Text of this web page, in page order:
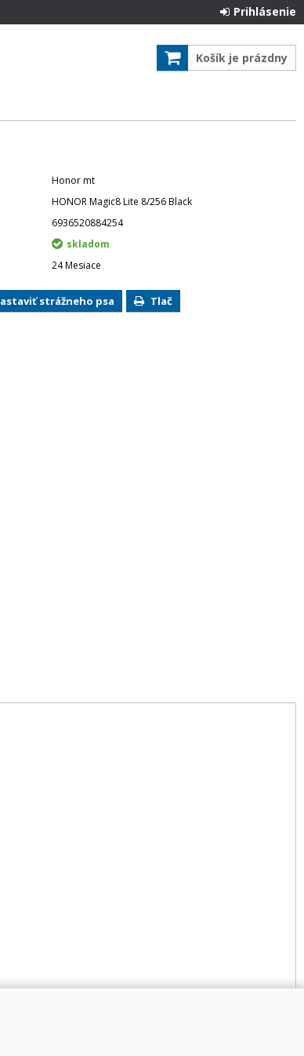
Prihlásenie
Košík je prázdny
Honor mt
HONOR Magic8 Lite 8/256 Black
6936520884254
skladom
24 Mesiace
Nastaviť strážneho psa Tlač